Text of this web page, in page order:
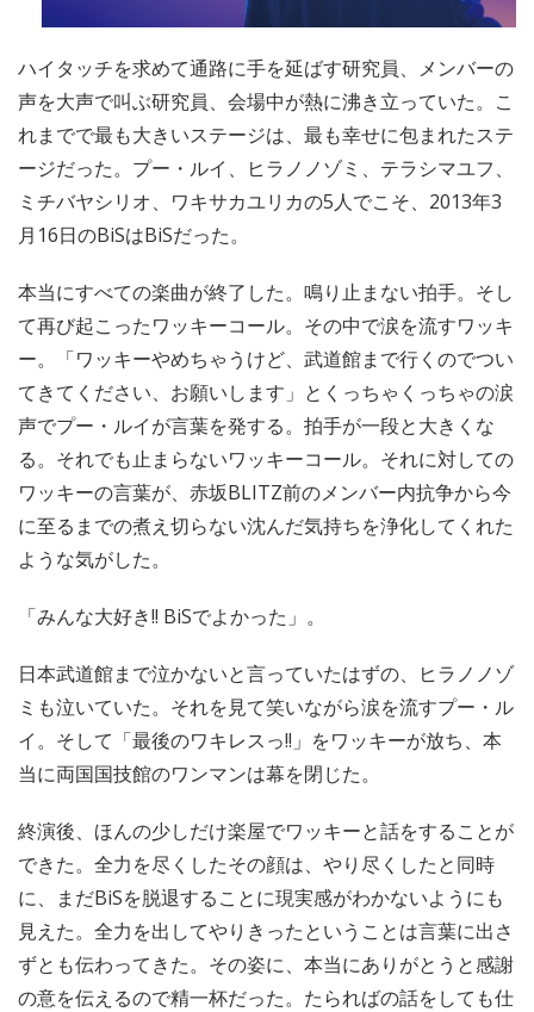
ハイタッチを求めて通路に手を延ばす研究員、メンバーの
声を大声で叫ぶ研究員、会場中が熱に沸き立っていた。こ
れまでで最も大きいステージは、最も幸せに包まれたステ
ージだった。プー・ルイ、ヒラノノゾミ、テラシマユフ、
ミチバヤシリオ、ワキサカユリカの5人でこそ、2013年3
月16日のBiSはBiSだった。
本当にすべての楽曲が終了した。鳴り止まない拍手。そし
て再び起こったワッキーコール。その中で涙を流すワッキ
ー。「ワッキーやめちゃうけど、武道館まで行くのでつい
てきてください、お願いします」とくっちゃくっちゃの涙
声でプー・ルイが言葉を発する。拍手が一段と大きくな
る。それでも止まらないワッキーコール。それに対しての
ワッキーの言葉が、赤坂BLITZ前のメンバー内抗争から今
に至るまでの煮え切らない沈んだ気持ちを浄化してくれた
ような気がした。
「みんな大好き!! BiSでよかった」。
日本武道館まで泣かないと言っていたはずの、ヒラノノゾ
ミも泣いていた。それを見て笑いながら涙を流すプー・ル
イ。そして「最後のワキレスっ!!」をワッキーが放ち、本
当に両国国技館のワンマンは幕を閉じた。
終演後、ほんの少しだけ楽屋でワッキーと話をすることが
できた。全力を尽くしたその顔は、やり尽くしたと同時
に、まだBiSを脱退することに現実感がわかないようにも
見えた。全力を出してやりきったということは言葉に出さ
ずとも伝わってきた。その姿に、本当にありがとうと感謝
の意を伝えるので精一杯だった。たらればの話をしても仕